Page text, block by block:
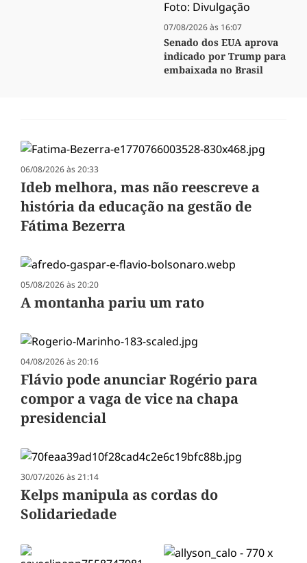
07/08/2026 às 16:07
Senado dos EUA aprova
indicado por Trump para
embaixada no Brasil
06/08/2026 às 20:33
Ideb melhora, mas não reescreve a
história da educação na gestão de
Fátima Bezerra
05/08/2026 às 20:20
A montanha pariu um rato
04/08/2026 às 20:16
Flávio pode anunciar Rogério para
compor a vaga de vice na chapa
presidencial
30/07/2026 às 21:14
Kelps manipula as cordas do
Solidariedade